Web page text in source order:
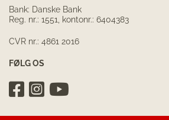
Bank: Danske Bank
Reg. nr.: 1551, kontonr.: 6404383
CVR nr.: 4861 2016
FØLG OS